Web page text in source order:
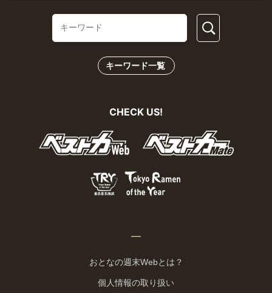
キーワード一覧
CHECK US!
おとなの週末Webとは？
個人情報の取り扱い